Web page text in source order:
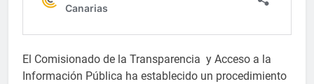
El Comisionado de la Transparencia y Acceso a la
Información Pública ha establecido un procedimiento